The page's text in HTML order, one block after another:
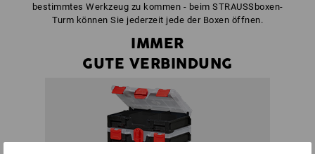
bestimmtes Werkzeug zu kommen - beim STRAUSSboxen-
Turm können Sie jederzeit jede der Boxen öffnen.
IMMER
GUTE VERBINDUNG